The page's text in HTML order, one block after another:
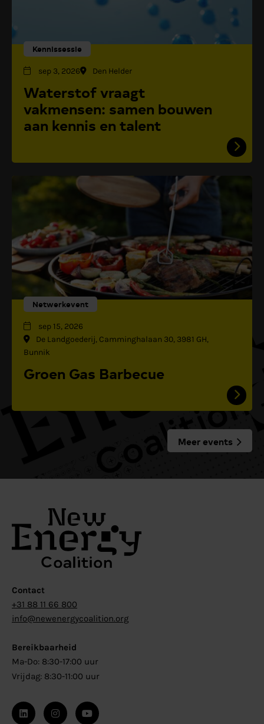
Kennissessie
sep 3, 2026 Den Helder
Waterstof vraagt
vakmensen: samen bouwen
aan kennis en talent
Netwerkevent
sep 15, 2026
De Landgoederij, Camminghalaan 30, 3981 GH,
Bunnik
Groen Gas Barbecue
Meer events
Contact
+31 88 11 66 800
info@newenergycoalition.org
Bereikbaarheid
Ma-Do: 8:30-17:00 uur
Vrijdag: 8:30-11:00 uur